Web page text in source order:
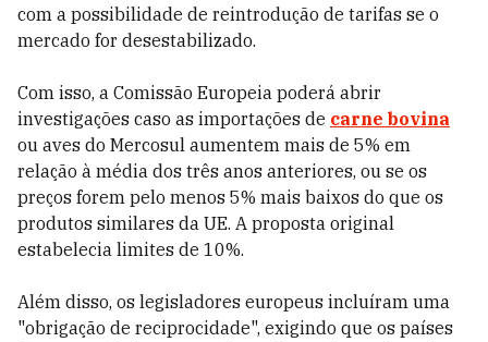
com a possibilidade de reintrodução de tarifas se o
mercado for desestabilizado.
Com isso, a Comissão Europeia poderá abrir
investigações caso as importações de carne bovina
ou aves do Mercosul aumentem mais de 5% em
relação à média dos três anos anteriores, ou se os
preços forem pelo menos 5% mais baixos do que os
produtos similares da UE. A proposta original
estabelecia limites de 10%.
Além disso, os legisladores europeus incluíram uma
"obrigação de reciprocidade", exigindo que os países